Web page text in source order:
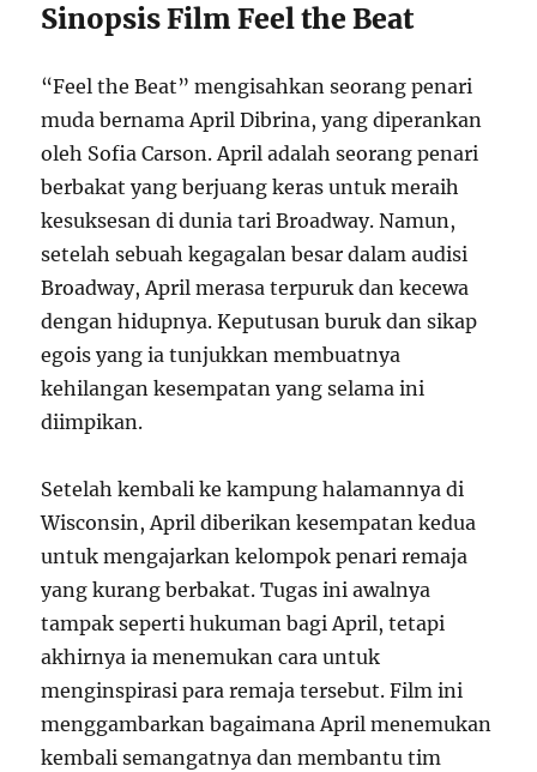
Sinopsis Film Feel the Beat
“Feel the Beat” mengisahkan seorang penari
muda bernama April Dibrina, yang diperankan
oleh Sofia Carson. April adalah seorang penari
berbakat yang berjuang keras untuk meraih
kesuksesan di dunia tari Broadway. Namun,
setelah sebuah kegagalan besar dalam audisi
Broadway, April merasa terpuruk dan kecewa
dengan hidupnya. Keputusan buruk dan sikap
egois yang ia tunjukkan membuatnya
kehilangan kesempatan yang selama ini
diimpikan.
Setelah kembali ke kampung halamannya di
Wisconsin, April diberikan kesempatan kedua
untuk mengajarkan kelompok penari remaja
yang kurang berbakat. Tugas ini awalnya
tampak seperti hukuman bagi April, tetapi
akhirnya ia menemukan cara untuk
menginspirasi para remaja tersebut. Film ini
menggambarkan bagaimana April menemukan
kembali semangatnya dan membantu tim